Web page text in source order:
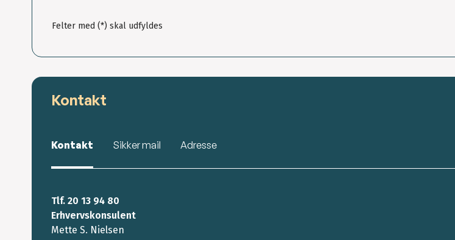
Felter med (*) skal udfyldes
Kontakt
Kontakt Sikker mail Adresse
Tlf. 20 13 94 80
Erhvervskonsulent
Mette S. Nielsen